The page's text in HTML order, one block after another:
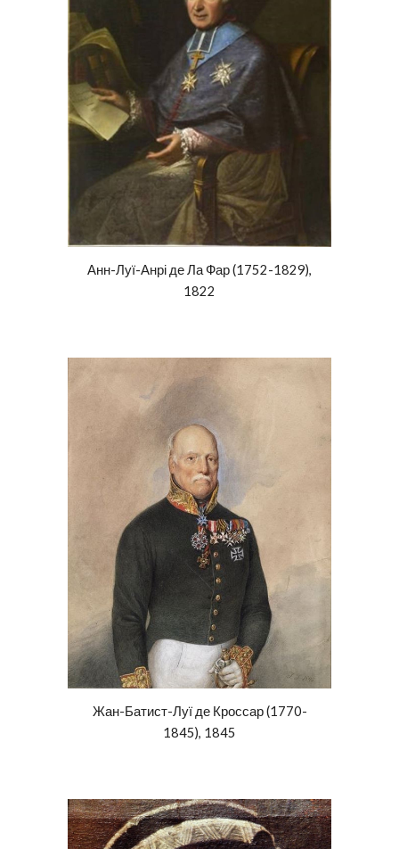
Анн-Луї-Анрі де Ла Фар (1752-1829),
1822
Жан-Батист-Луї де Кроссар (1770-
1845), 1845